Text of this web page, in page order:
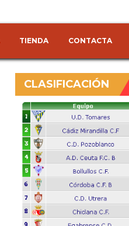
TIENDA CONTACTA
CLASIFICACIÓN